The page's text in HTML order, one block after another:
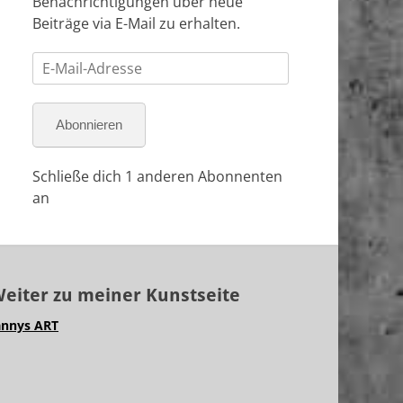
Beiträge via E-Mail zu erhalten.
E-
Mail-
Adresse
Abonnieren
Schließe dich 1 anderen Abonnenten
an
zu meiner Kunstseite
ART